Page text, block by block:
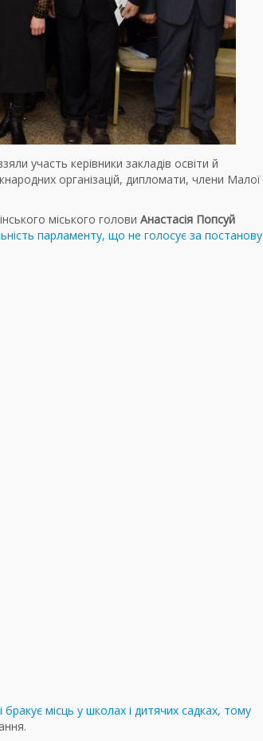
участь керівники закладів освіти й
організацій, дипломати, члени Малої
міського голови Анастасія Попсуй
парламенту, що не голосує за постанову
бракує місць у школах і дитячих садках, тому